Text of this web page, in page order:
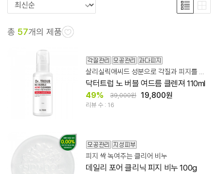
총 57개의 제품
살리실릭애씨드 성분으로 각질과 피지를 꼼꼼히 정돈!
닥터트럽 노 버블 여드름 클렌져 110ml
49% 39,000원 19,800원
리뷰 수 : 16
피지 싹 녹여주는 클리어 비누
데일리 포어 클리닉 피지 비누 100g